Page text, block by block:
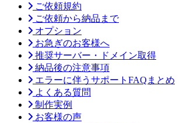
ご依頼規約
ご依頼から納品まで
オプション
お急ぎのお客様へ
推奨サーバー・ドメイン取得
納品後の注意事項
エラーに伴うサポートFAQまとめ
よくある質問
制作実例
お客様の声